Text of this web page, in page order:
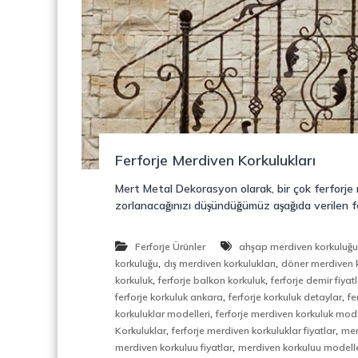
y
o
n
o
s
t
r
ü
k
s
y
n
,
e
l
i
k
M
e
r
Ferforje Merdiven Korkulukları
Mert Metal Dekorasyon olarak, bir çok ferforje
zorlanacağınızı düşündüğümüz aşağıda
Ferforje Ürünler ahşap merdiven korkuluğu
korkuluğu,dış merdiven korkulukları,döner merdiven
korkuluk,ferforje balkon korkuluk,ferforje demir
ferforje korkuluk ankara,ferforje korkuluk detaylar,
korkuluklar modelleri,ferforje merdiven korkuluk
Korkuluklar,ferforje merdiven korkuluklar fiyatlar,
merdiven korkuluu fiyatlar,merdiven korkuluu